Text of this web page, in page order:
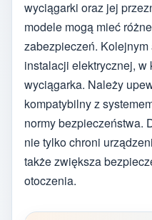
wyciągarki oraz jej
modele mogą mieć
zabezpieczeń.
instalacji elektrycznej,
wyciągarka. Należy
kompatybilny z
normy bezpieczeństwa.
nie tylko chroni
także zwiększa
otoczenia.